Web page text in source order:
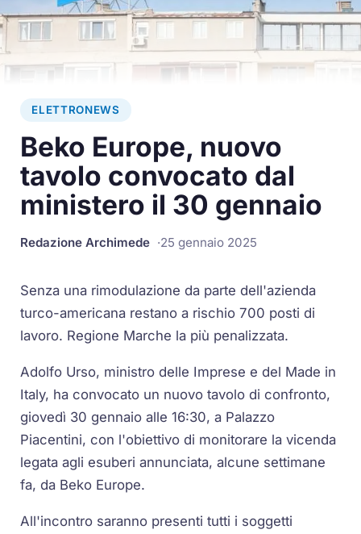
ELETTRONEWS
Beko Europe, nuovo
tavolo convocato dal
ministero il 30 gennaio
Redazione Archimede 25 gennaio 2025
Senza una rimodulazione da parte dell'azienda
turco-americana restano a rischio 700 posti di
lavoro. Regione Marche la più penalizzata.
Adolfo Urso, ministro delle Imprese e del Made in
Italy, ha convocato un nuovo tavolo di confronto,
giovedì 30 gennaio alle 16:30, a Palazzo
Piacentini, con l'obiettivo di monitorare la vicenda
legata agli esuberi annunciata, alcune settimane
fa, da Beko Europe.
All'incontro saranno presenti tutti i soggetti